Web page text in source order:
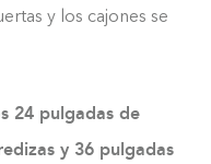
y los cajones se
24 pulgadas de
y 36 pulgadas